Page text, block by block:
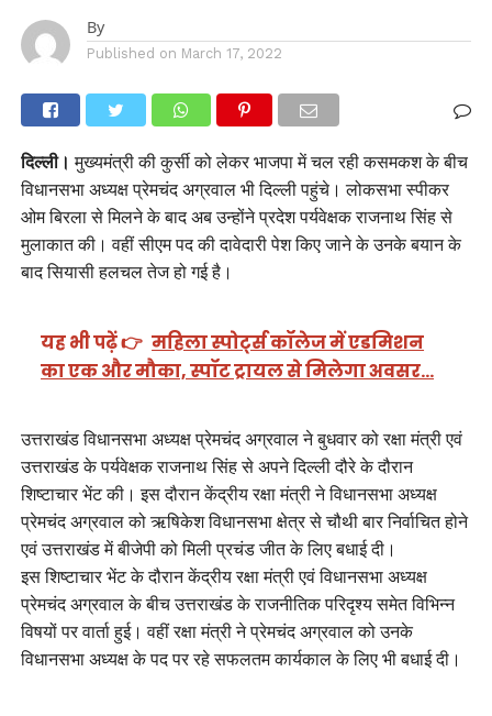
By
Published on March 17, 2022
दिल्ली। मुख्यमंत्री की कुर्सी को लेकर भाजपा में चल रही कसमकश के बीच
विधानसभा अध्यक्ष प्रेमचंद अग्रवाल भी दिल्ली पहुंचे। लोकसभा स्पीकर
ओम बिरला से मिलने के बाद अब उन्होंने प्रदेश पर्यवेक्षक राजनाथ सिंह से
मुलाकात की। वहीं सीएम पद की दावेदारी पेश किए जाने के उनके बयान के
बाद सियासी हलचल तेज हो गई है।
यह भी पढ़ें 👉 महिला स्पोर्ट्स कॉलेज में एडमिशन
का एक और मौका, स्पॉट ट्रायल से मिलेगा अवसर…
उत्तराखंड विधानसभा अध्यक्ष प्रेमचंद अग्रवाल ने बुधवार को रक्षा मंत्री एवं
उत्तराखंड के पर्यवेक्षक राजनाथ सिंह से अपने दिल्ली दौरे के दौरान
शिष्टाचार भेंट की। इस दौरान केंद्रीय रक्षा मंत्री ने विधानसभा अध्यक्ष
प्रेमचंद अग्रवाल को ऋषिकेश विधानसभा क्षेत्र से चौथी बार निर्वाचित होने
एवं उत्तराखंड में बीजेपी को मिली प्रचंड जीत के लिए बधाई दी।
इस शिष्टाचार भेंट के दौरान केंद्रीय रक्षा मंत्री एवं विधानसभा अध्यक्ष
प्रेमचंद अग्रवाल के बीच उत्तराखंड के राजनीतिक परिदृश्य समेत विभिन्न
विषयों पर वार्ता हुई। वहीं रक्षा मंत्री ने प्रेमचंद अग्रवाल को उनके
विधानसभा अध्यक्ष के पद पर रहे सफलतम कार्यकाल के लिए भी बधाई दी।